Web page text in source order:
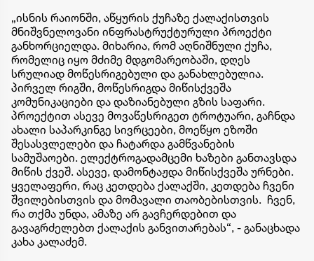
„ისნის რაიონში, აწყურის ქუჩაზე ქალაქისთვის
მნიშვნელოვანი ინფრასტრუქტურული პროექტი
განხორციელდა. მიხარია, რომ აღნიშნული ქუჩა,
რომელიც იყო მძიმე მდგომარეობაში, დღეს
სრულიად მოწესრიგებული და განახლებულია.
პირველ რიგში, მოწესრიგდა მიწისქვეშა
კომუნიკაციები და დაზიანებული გზის საფარი.
პროექტით ასევე მოვაწესრიგეთ ტროტუარი, გაჩნდა
ახალი საპარკინგე სივრცეები, მოეწყო ეზოში
შესასვლელები და ჩატარდა გამწვანების
სამუშაოები. ელექტროგადამცემი ხაზები განთავსდა
მიწის ქვეშ. ასევე, დამონტაჟდა მიწისქვეშა ურნები.
ყველაფერი, რაც კეთდება ქალაქში, კეთდება ჩვენი
შვილებისთვის და მომავალი თაობებისთვის. ჩვენ,
რა თქმა უნდა, ამაზე არ გავჩერდებით და
გავაგრძელებთ ქალაქის განვითარებას“, - განაცხადა
კახა კალაძემ.